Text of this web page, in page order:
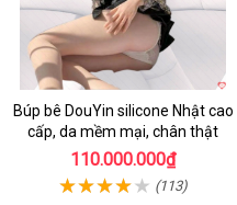
Búp bê DouYin silicone Nhật cao
cấp, da mềm mại, chân thật
110.000.000₫
(113)